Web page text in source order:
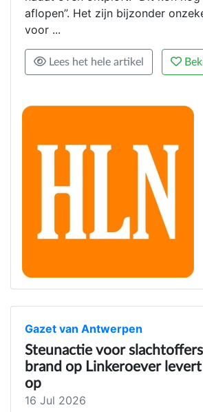
aflopen”. Het zijn bijzonder
voor ...
Lees het hele artikel
Gazet van Antwerpen
Steunactie voor
brand op Linkeroever
op
16 Jul 2026